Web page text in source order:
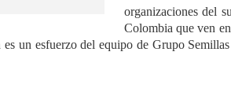
organizaciones del
Colombia que ven
un esfuerzo del equipo de Grupo